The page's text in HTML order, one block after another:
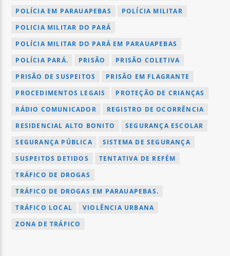
POLÍCIA EM PARAUAPEBAS
POLÍCIA MILITAR
POLICIA MILITAR DO PARÁ
POLÍCIA MILITAR DO PARÁ EM PARAUAPEBAS
POLÍCIA PARÁ.
PRISÃO
PRISÃO COLETIVA
PRISÃO DE SUSPEITOS
PRISÃO EM FLAGRANTE
PROCEDIMENTOS LEGAIS
PROTEÇÃO DE CRIANÇAS
RÁDIO COMUNICADOR
REGISTRO DE OCORRÊNCIA
RESIDENCIAL ALTO BONITO
SEGURANÇA ESCOLAR
SEGURANÇA PÚBLICA
SISTEMA DE SEGURANÇA
SUSPEITOS DETIDOS
TENTATIVA DE REFÉM
TRÁFICO DE DROGAS
TRÁFICO DE DROGAS EM PARAUAPEBAS.
TRÁFICO LOCAL
VIOLÊNCIA URBANA
ZONA DE TRÁFICO